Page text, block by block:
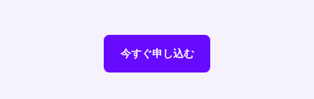
今すぐ申し込む